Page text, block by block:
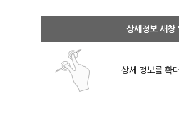
상세정보 새창
상세 정보를 확